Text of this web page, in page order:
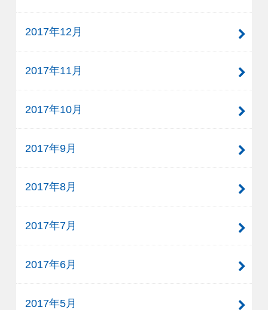
2017年12月
2017年11月
2017年10月
2017年9月
2017年8月
2017年7月
2017年6月
2017年5月